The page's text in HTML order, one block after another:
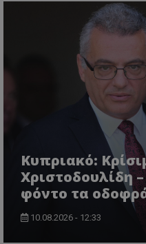
Κυπριακό:
Χριστοδουλίδη
φόντο τα
10.08.2026 - 12:33